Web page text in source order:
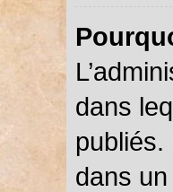
dans
publiés.
dans